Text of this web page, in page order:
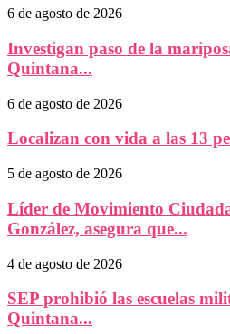
6 de agosto de 2026
Investigan paso de la
Quintana...
6 de agosto de 2026
Localizan con vida a las 13
5 de agosto de 2026
Líder de Movimiento
González, asegura que...
4 de agosto de 2026
SEP prohibió las escuelas
Quintana...